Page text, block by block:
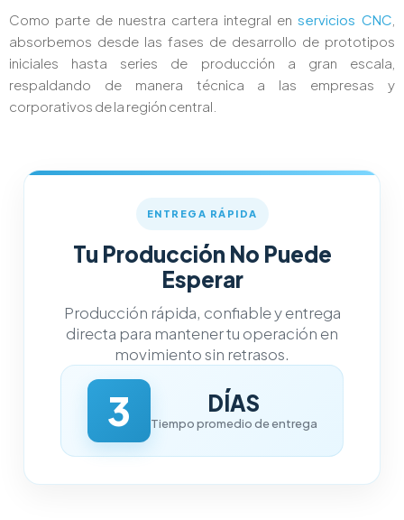
Como parte de nuestra cartera integral en servicios CNC
absorbemos desde las fases de desarrollo de prototipos
iniciales hasta series de producción a gran escala,
respaldando de manera técnica a las empresas y
corporativos de la región central.
ENTREGA RÁPIDA
Tu Producción No Puede
Esperar
Producción rápida, confiable y entrega
directa para mantener tu operación en
movimiento sin retrasos.
3 DÍAS
Tiempo promedio de entrega